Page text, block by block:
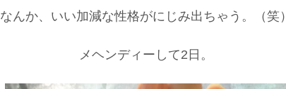
なんか、いい加減な性格がにじみ出ちゃう。（笑）
メヘンディーして2日。